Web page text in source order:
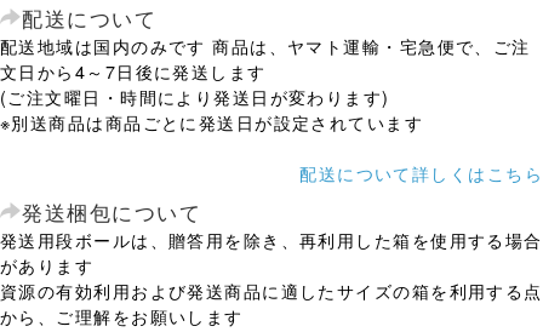
配送について
配送地域は国内のみです 商品は、ヤマト運輸・宅急便で、ご注
文日から4～7日後に発送します
(ご注文曜日・時間により発送日が変わります)
※別送商品は商品ごとに発送日が設定されています
配送について詳しくはこちら
発送梱包について
発送用段ボールは、贈答用を除き、再利用した箱を使用する場合
があります
資源の有効利用および発送商品に適したサイズの箱を利用する点
から、ご理解をお願いします